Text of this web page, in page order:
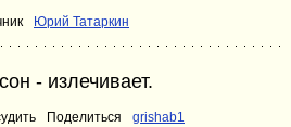
Юрий Татаркин
- излечивает.
Поделиться grishab1